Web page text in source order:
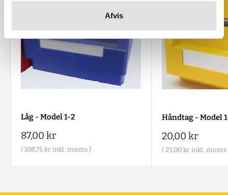
Afvis
Låg - Model 1-2
Salgspris
87,00 kr
( 108,75 kr inkl. moms )
Håndtag - Model
Salgspris
20,00 kr
( 25,00 krinkl. moms